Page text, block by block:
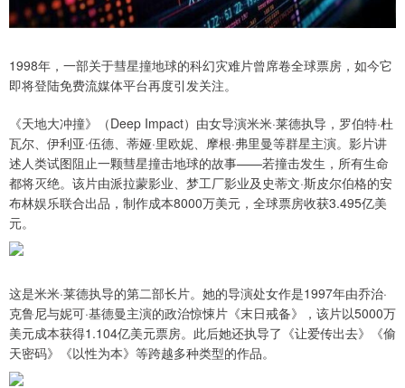
1998年，一部关于彗星撞地球的科幻灾难片曾席卷全球票房，如今它
即将登陆免费流媒体平台再度引发关注。
《天地大冲撞》（Deep Impact）由女导演米米·莱德执导，罗伯特·杜
瓦尔、伊利亚·伍德、蒂娅·里欧妮、摩根·弗里曼等群星主演。影片讲
述人类试图阻止一颗彗星撞击地球的故事——若撞击发生，所有生命
都将灭绝。该片由派拉蒙影业、梦工厂影业及史蒂文·斯皮尔伯格的安
布林娱乐联合出品，制作成本8000万美元，全球票房收获3.495亿美
元。
这是米米·莱德执导的第二部长片。她的导演处女作是1997年由乔治·
克鲁尼与妮可·基德曼主演的政治惊悚片《末日戒备》，该片以5000万
美元成本获得1.104亿美元票房。此后她还执导了《让爱传出去》《偷
天密码》《以性为本》等跨越多种类型的作品。